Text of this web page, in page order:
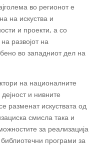
во регионот е
на искуства и
и проекти, а со
развојот на
во западниот дел на
на националните
и нивните
разменат искуствата од
смисла така и
за реализација
програми за